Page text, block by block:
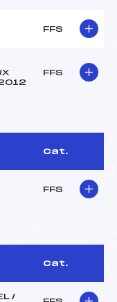
FFS
FFS
Cat.
FFS
Cat.
/